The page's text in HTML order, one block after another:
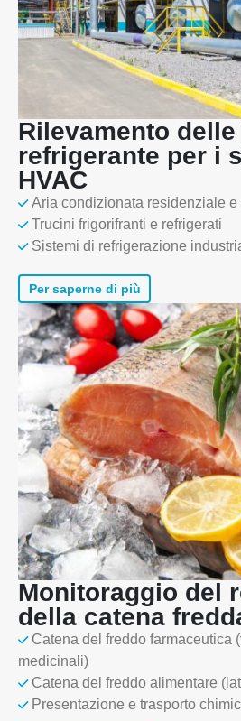
Rilevamento delle
refrigerante per i
HVAC
Aria condizionata residenziale e
Trucini frigorifranti e refrigerati
Sistemi di refrigerazione
Per saperne di più
Monitoraggio del
della catena
Catena del freddo farmaceutica
medicinali)
Catena del freddo alimentare
Presentazione e trasporto